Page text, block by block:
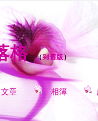
格（到舊版）
文章 相簿